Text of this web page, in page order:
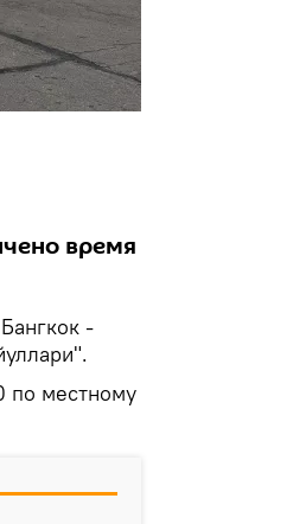
время
-
по местному